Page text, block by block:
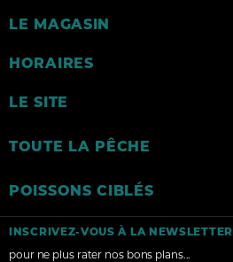
LE MAGASIN
HORAIRES
LE SITE
TOUTE LA PÊCHE
POISSONS CIBLÉS
INSCRIVEZ-VOUS À LA NEWSLETTER
pour ne plus rater nos bons plans...